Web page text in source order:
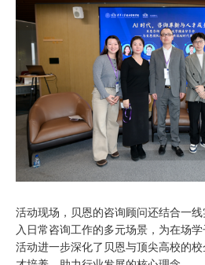
活动现场，贝恩的咨询顾问还结合一
入日常咨询工作的多元场景，为在场
活动进一步深化了贝恩与顶尖高校的